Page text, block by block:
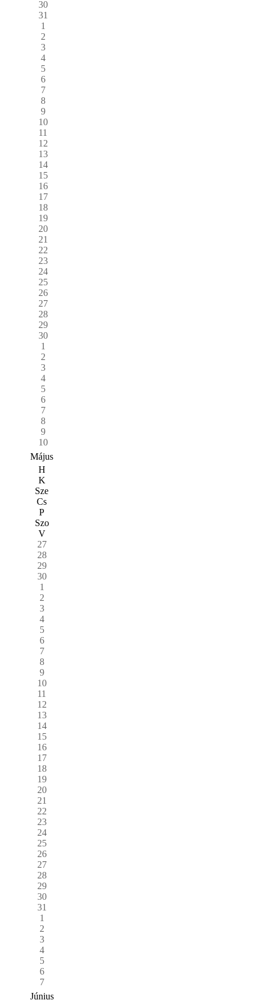
30
31
1
2
3
4
5
6
7
8
9
10
11
12
13
14
15
16
17
18
19
20
21
22
23
24
25
26
27
28
29
30
1
2
3
4
5
6
7
8
9
10
Május
H
K
Sze
Cs
P
Szo
V
27
28
29
30
1
2
3
4
5
6
7
8
9
10
11
12
13
14
15
16
17
18
19
20
21
22
23
24
25
26
27
28
29
30
31
1
2
3
4
5
6
7
Június